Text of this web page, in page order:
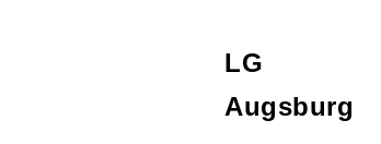
LG
Augsburg